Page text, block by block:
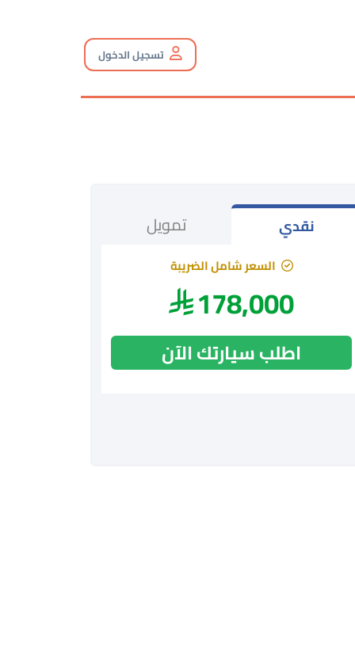
تسجيل الدخول
نقدي تمويل
السعر شامل الضريبة
178,000
اطلب سيارتك الآن